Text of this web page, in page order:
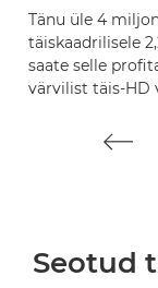
Tänu üle 4
täiskaadrilisele
saate selle
värvilist täis-HD
Seotud